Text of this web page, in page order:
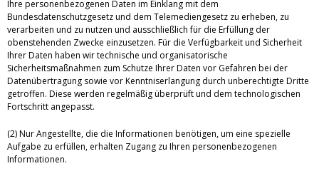
Ihre personenbezogenen Daten im Einklang mit dem
Bundesdatenschutzgesetz und dem Telemediengesetz zu erheben, zu
verarbeiten und zu nutzen und ausschließlich für die Erfüllung der
obenstehenden Zwecke einzusetzen. Für die Verfügbarkeit und Sicherheit
Ihrer Daten haben wir technische und organisatorische
Sicherheitsmaßnahmen zum Schutze Ihrer Daten vor Gefahren bei der
Datenübertragung sowie vor Kenntniserlangung durch unberechtigte Dritte
getroffen. Diese werden regelmäßig überprüft und dem technologischen
Fortschritt angepasst.
(2) Nur Angestellte, die die Informationen benötigen, um eine spezielle
Aufgabe zu erfüllen, erhalten Zugang zu Ihren personenbezogenen
Informationen.